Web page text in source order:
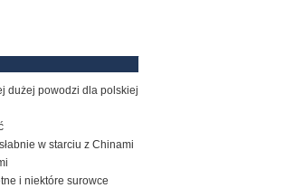
dużej powodzi dla polskiej
w starciu z Chinami
i niektóre surowce